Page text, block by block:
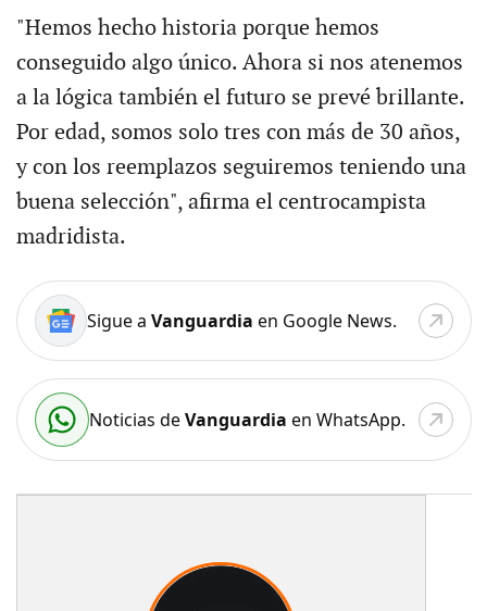
"Hemos hecho historia porque hemos
conseguido algo único. Ahora si nos atenemos
a la lógica también el futuro se prevé brillante.
Por edad, somos solo tres con más de 30 años,
y con los reemplazos seguiremos teniendo una
buena selección", afirma el centrocampista
madridista.
Sigue a Vanguardia en Google News.
Noticias deVanguardia en WhatsApp.